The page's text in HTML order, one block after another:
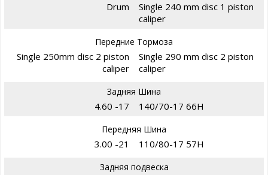
Drum
Single 240 mm disc 1 piston
caliper
Передние Тормоза
Single 250mm disc 2 piston
caliper
Single 290 mm disc 2 piston
caliper
Задняя Шина
4.60 -17 140/70-17 66H
Передняя Шина
3.00 -21 110/80-17 57H
Задняя подвеска